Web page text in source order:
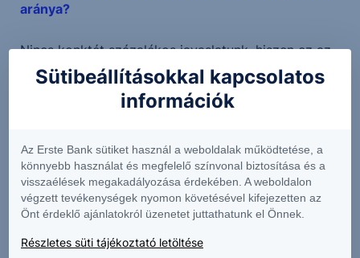
aránya?
Nincs konktét százalékos javaslatunk, hiszen ez az
ügyfél befektetési céljaitól és befektetési
időtávjától is függ. Javaslatunk az, hogy a forint
nélkül kereskedik az euró bevezetése óta, így a két
deviza között sem látunk nagy különbséget. A
világgazdaságban betöltött szerepe alapján talán
érdemesebb a dollárnak nagyobb súlyt adni.
Sütibeállításokkal kapcsolatos
információk
Az Erste Bank sütiket használ a weboldalak működtetése, a
könnyebb használat és megfelelő színvonal biztosítása és a
visszaélések megakadályozása érdekében. A weboldalon
végzett tevékenységek nyomon követésével kifejezetten az
Önt érdeklő ajánlatokról üzenetet juttathatunk el Önnek.
Részletes süti tájékoztató letöltése